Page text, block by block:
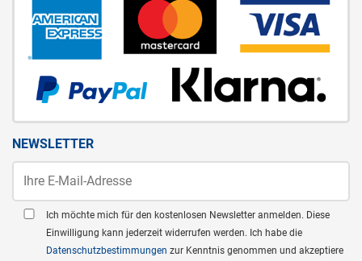
NEWSLETTER
Ich möchte mich für den kostenlosen Newsletter anmelden. Diese
Einwilligung kann jederzeit widerrufen werden. Ich habe die
Datenschutzbestimmungen zur Kenntnis genommen und akzeptiere